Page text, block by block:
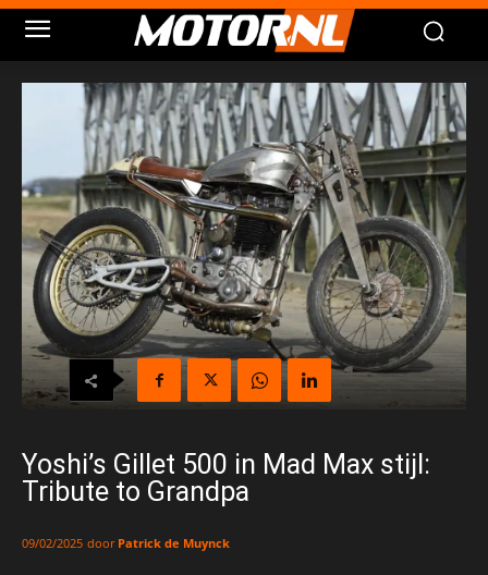
Yoshi’s Gillet 500 in Mad Max stijl:
Tribute to Grandpa
09/02/2025 door Patrick de Muynck